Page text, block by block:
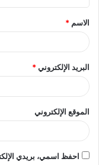
ق
*
الاسم *
البريد الإلكتروني*
الموقع الإلكتروني
احفظ اسمي، بريدي